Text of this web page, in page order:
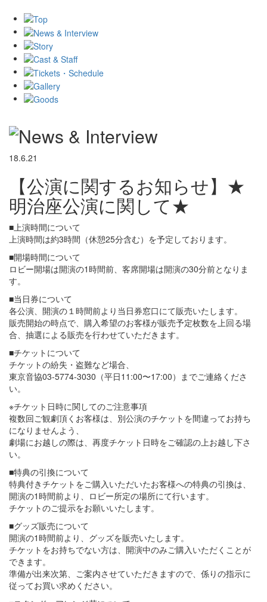
18.6.21
【公演に関するお知らせ】★
明治座公演に関して★
■上演時間について
上演時間は約3時間（休憩25分含む）を予定しております。
■開場時間について
ロビー開場は開演の1時間前、客席開場は開演の30分前となりま
す。
■当日券について
各公演、開演の１時間前より当日券窓口にて販売いたします。
販売開始の時点で、購入希望のお客様が販売予定枚数を上回る場
合、抽選による販売を行わせていただきます。
■チケットについて
チケットの紛失・盗難など場合、
東京音協03-5774-3030（平日11:00〜17:00）までご連絡くださ
い。
※チケット日時に関してのご注意事項
複数回ご観劇頂くお客様は、別公演のチケットを間違ってお持ち
になりませんよう、
劇場にお越しの際は、再度チケット日時をご確認の上お越し下さ
い。
■特典の引換について
特典付きチケットをご購入いただいたお客様への特典の引換は、
開演の1時間前より、ロビー所定の場所にて行います。
チケットのご提示をお願いいたします。
■グッズ販売について
開演の1時間前より、グッズを販売いたします。
チケットをお持ちでない方は、開演中のみご購入いただくことが
できます。
準備が出来次第、ご案内させていただきますので、係りの指示に
従ってお買い求めください。